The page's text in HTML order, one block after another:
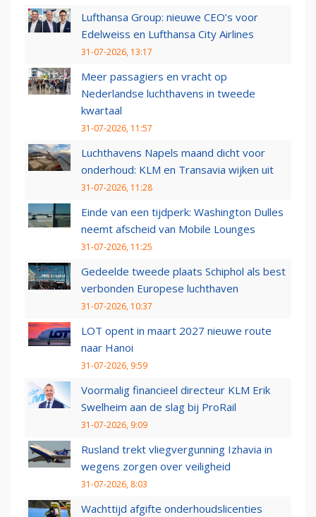
Lufthansa Group: nieuwe CEO’s voor
Edelweiss en Lufthansa City Airlines
31-07-2026, 13:17
Meer passagiers en vracht op
Nederlandse luchthavens in tweede
kwartaal
31-07-2026, 11:57
Luchthavens Napels maand dicht voor
onderhoud: KLM en Transavia wijken uit
31-07-2026, 11:28
Einde van een tijdperk: Washington Dulles
neemt afscheid van Mobile Lounges
31-07-2026, 11:25
Gedeelde tweede plaats Schiphol als best
verbonden Europese luchthaven
31-07-2026, 10:37
LOT opent in maart 2027 nieuwe route
naar Hanoi
31-07-2026, 9:59
Voormalig financieel directeur KLM Erik
Swelheim aan de slag bij ProRail
31-07-2026, 9:09
Rusland trekt vliegvergunning Izhavia in
wegens zorgen over veiligheid
31-07-2026, 8:03
Wachttijd afgifte onderhoudslicenties